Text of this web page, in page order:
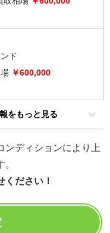
ド
￥600,000
をもっと見る
ディションにより上
ください！